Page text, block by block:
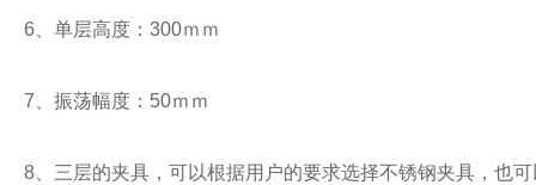
6、单层高度：300ｍｍ
7、振荡幅度：50ｍｍ
8、三层的夹具，可以根据用户的要求选择不锈钢夹具，也